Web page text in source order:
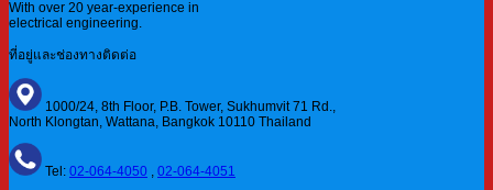
With over 20 year-experience in
electrical engineering.
ที่อยู่และช่องทางติดต่อ
1000/24, 8th Floor, P.B. Tower, Sukhumvit 71 Rd.,
North Klongtan, Wattana, Bangkok 10110 Thailand
Tel: 02-064-4050 , 02-064-4051